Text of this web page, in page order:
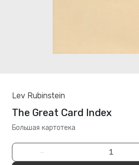
Lev Rubinstein
The Great Card Index
Большая картотека
−